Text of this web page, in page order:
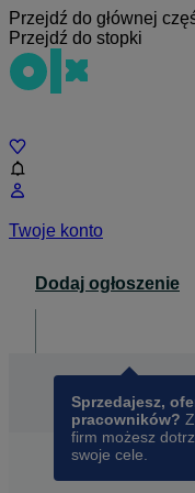
Przejdź do głównej
Przejdź do stopki
Twoje konto
Dodaj ogłoszenie
Sprzedajesz,
pracowników?
firm możesz
swoje cele.